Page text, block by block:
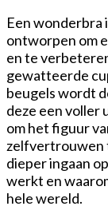
Een wonderbra
ontworpen om
en te
gewatteerde
beugels wordt
deze een voller
om het figuur
zelfvertrouwen
dieper ingaan
werkt en
hele wereld.